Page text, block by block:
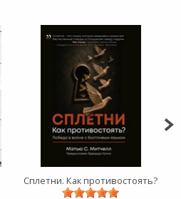
Сплетни. Как противостоять?